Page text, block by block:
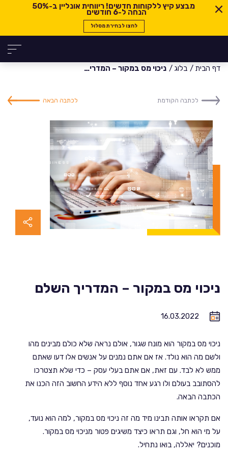
מבצע קיץ ללקוחות חדשים! ריווחית אונליין ב-50%
הנחה ל-6 חודשים
לחצו לבחירת מסלול
דף הבית בלוג ניכוי מס במקור – המדריך השלם
לכתבה הקודמת לכתבה הבאה
ניכוי מס במקור – המדריך השלם
16.03.2022
ניכוי מס במקור הוא מונח שגור, אולם נראה שלא כולם מבינים מהו
ולשם מה הוא נולד. אז אם אתם נמנים על אנשים אלו דעו שאתם
ממש לא לבד. עם זאת, אם אתם בעלי עסק – כדי שלא תצטרכו
להסתובב בעולם ולו רגע אחד נוסף ללא הידע החשוב הזה הכנו את
הכתבה הבאה.
אם תקראו אותה תבינו מיד מה זה ניכוי מס במקור, למה הוא נועד,
על מי הוא חל, וגם תראו כיצד משיגים פטור מניכוי מס במקור.
מוכנים? יאללה, בואו נתחיל.